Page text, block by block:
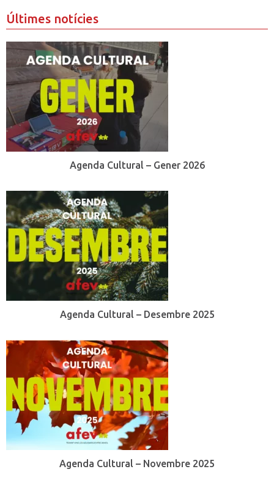
Últimes notícies
Agenda Cultural – Gener 2026
Agenda Cultural – Desembre 2025
Agenda Cultural – Novembre 2025